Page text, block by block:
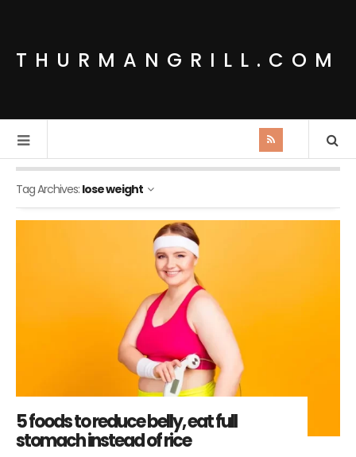
THURMANGRILL.COM
Tag Archives: lose weight
5 foods to reduce belly, eat full
stomach instead of rice